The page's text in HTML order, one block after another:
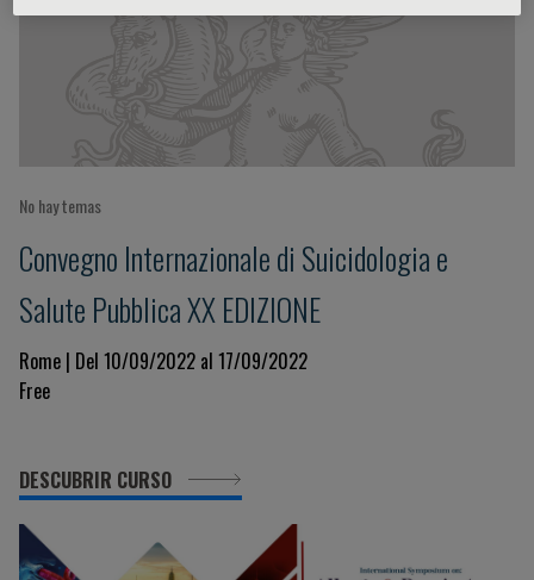
No hay temas
Convegno Internazionale di Suicidologia e
Salute Pubblica XX EDIZIONE
Rome | Del 10/09/2022 al 17/09/2022
Free
DESCUBRIR CURSO